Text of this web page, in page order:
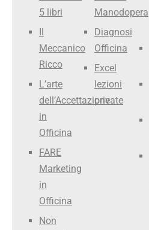
5 libri
Il
Meccanico
Ricco
L’arte
dell’Accettazione
in
Officina
FARE
Marketing
in
Officina
Non
Manodopera
Diagnosi
Officina
Excel
lezioni
private